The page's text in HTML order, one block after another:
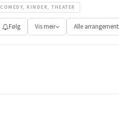
COMEDY, KINDER, THEATER
Følg Vis meir Alle arrangement